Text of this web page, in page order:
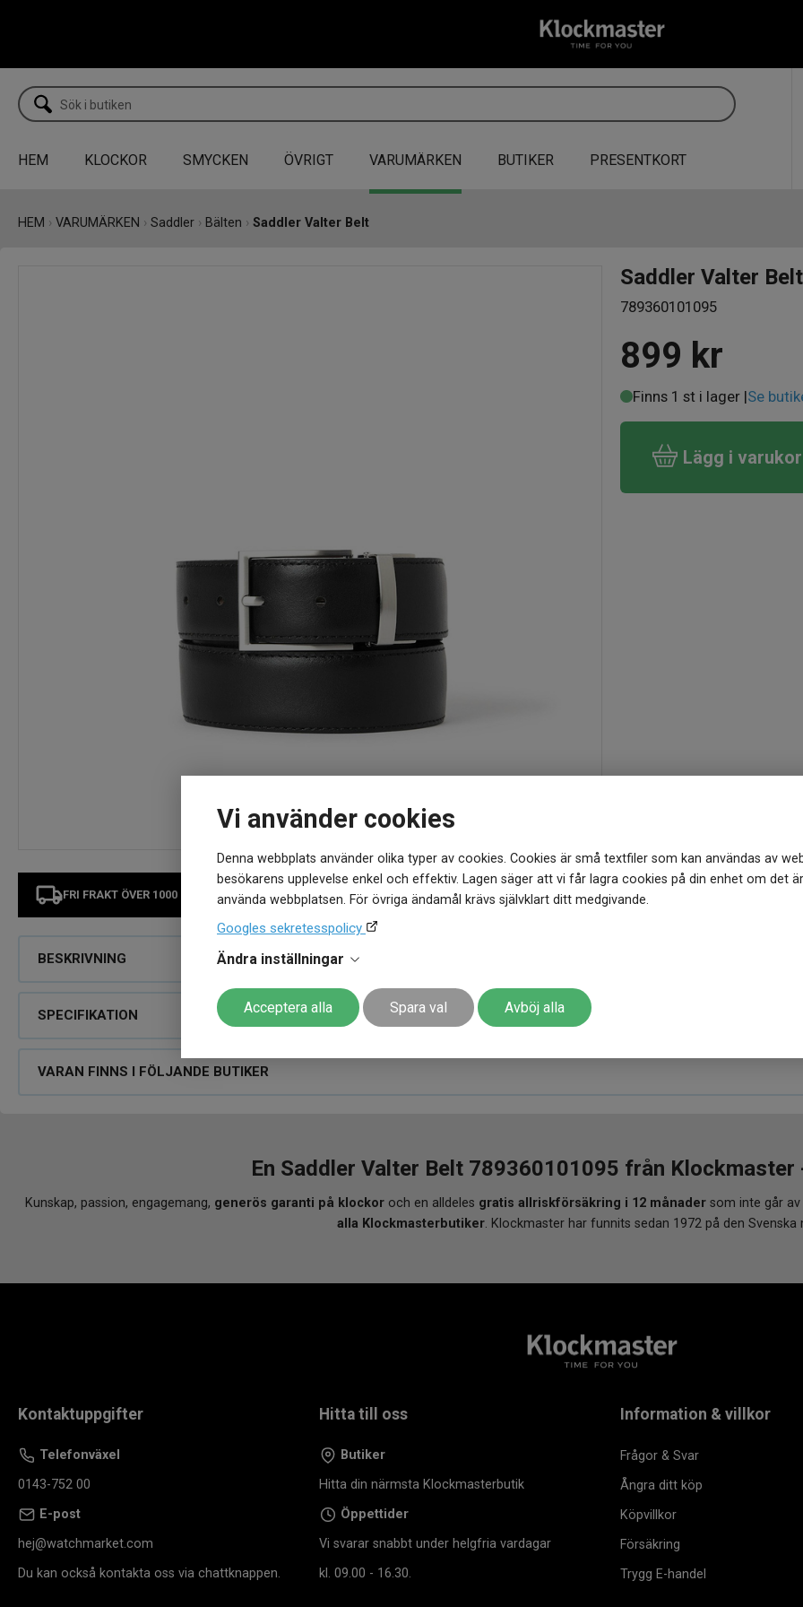
Vi använder cookies
Denna webbplats använder olika typer av cookies. Cookies är små textfiler som kan användas av
besökarens upplevelse enkel och effektiv. Lagen säger att vi får lagra cookies på din enhet om det
använda webbplatsen. För övriga ändamål krävs självklart ditt medgivande.
Googles sekretesspolicy
Ändra inställningar
Acceptera alla Spara val Avböj alla
HEM KLOCKOR SMYCKEN ÖVRIGT VARUMÄRKEN BUTIKER PRESENTKORT
HEM › VARUMÄRKEN › Saddler › Bälten › Saddler Valter Belt
Saddler Valter Belt
789360101095
899 kr
Finns 1 st i lager |Se
Lägg i
FRI FRAKT ÖVER 1000 KR
BESKRIVNING
SPECIFIKATION
VARAN FINNS I FÖLJANDE BUTIKER
En Saddler Valter Belt 789360101095 från
Kunskap, passion, engagemang, generös garanti på klockor och en alldeles gratis allriskförsäkring i 12 månader som inte går
alla Klockmasterbutiker. Klockmaster har funnits sedan 1972 på den Svenska
Kontaktuppgifter
Telefonväxel
0143-752 00
E-post
hej@watchmarket.com
Du kan också kontakta oss via chattknappen.
Hitta till oss
Butiker
Hitta din närmsta Klockmasterbutik
Öppettider
Vi svarar snabbt under helgfria vardagar
kl. 09.00 - 16.30.
Information & villkor
Frågor & Svar
Ångra ditt köp
Köpvillkor
Försäkring
Trygg E-handel